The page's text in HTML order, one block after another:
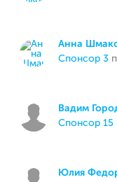
Анна
спонсор 3
Вадим
спонсор 15
Юлия